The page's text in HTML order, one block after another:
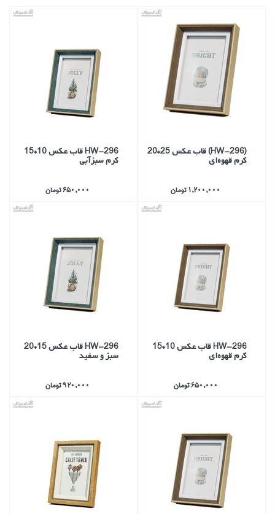
(HW-296) قاب عكس 25*20
كرم قهوه‌اي
1,200,000 تومان
HW-296 قاب عكس 10*15
كرم سبزآبي
650,000 تومان
HW-296 قاب عكس 10*15
كرم قهوه‌اي
650,000 تومان
HW-296 قاب عكس 15*20
سبز و سفيد
920,000 تومان